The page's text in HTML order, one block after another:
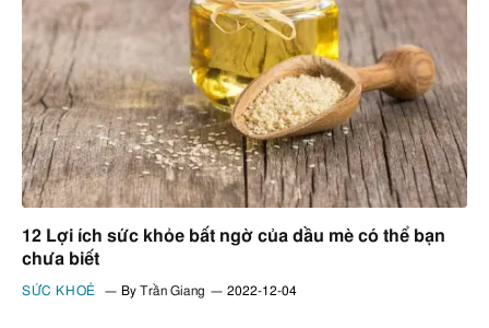
12 Lợi ích sức khỏe bất ngờ của dầu mè có thể bạn
chưa biết
SỨC KHOẺ By Trần Giang 2022-12-04